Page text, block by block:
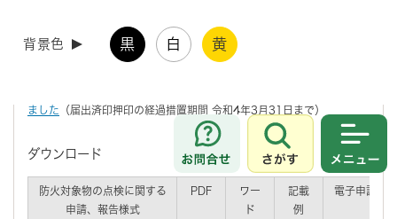
背景色 黒 白 黄
お問合せ
さがす
ました （届出済印押印の経過措置期間 令和4年3月31日まで）
ダウンロード
防火対象物の点検に関する
申請、報告様式
PDF
ワー
ド
記載
例
電子申請